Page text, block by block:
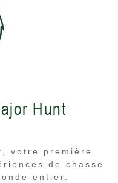
Hunt
votre première
de chasse
entier.